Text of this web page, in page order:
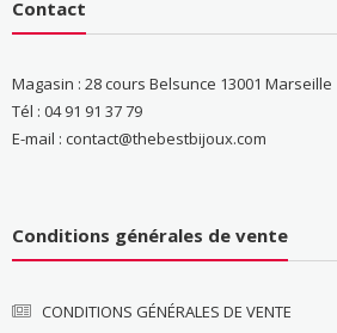
Contact
Magasin : 28 cours Belsunce 13001 Marseille
Tél : 04 91 91 37 79
E-mail : contact@thebestbijoux.com
Conditions générales de vente
CONDITIONS GÉNÉRALES DE VENTE